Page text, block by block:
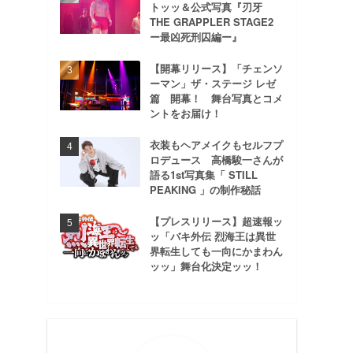
トッッ＆公式写真『刃牙
THE GRAPPLER STAGE2
ー最凶死刑囚編ー』
【開幕リリース】「チェンソ
ーマン」ザ・ステージ レゼ
篇 開幕！ 舞台写真とコメ
ントをお届け！
衣装もヘアメイクもセルフプ
ロデュース 高橋駿一さんが
語る1st写真集「 STILL
PEAKING 」の制作秘話
【プレスリリース】超速報ッ
ッ「バキ外伝 烈海王は異世
界転生しても一向にかまわん
ッッ」舞台化決定ッッ！